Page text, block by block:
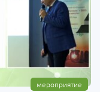
мероприятие